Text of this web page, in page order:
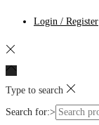
Login / Register
Type to search
Search for:>